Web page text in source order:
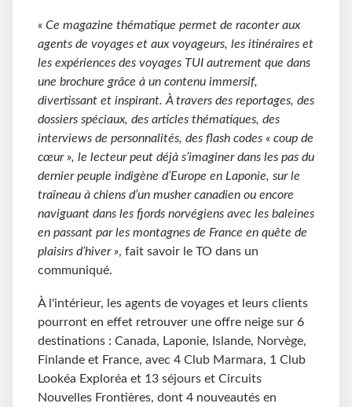
« Ce magazine thématique permet de raconter aux
agents de voyages et aux voyageurs, les itinéraires et
les expériences des voyages TUI autrement que dans
une brochure grâce à un contenu immersif,
divertissant et inspirant. À travers des reportages, des
dossiers spéciaux, des articles thématiques, des
interviews de personnalités, des flash codes « coup de
cœur », le lecteur peut déjà s’imaginer dans les pas du
dernier peuple indigène d’Europe en Laponie, sur le
traîneau à chiens d’un musher canadien ou encore
naviguant dans les fjords norvégiens avec les baleines
en passant par les montagnes de France en quête de
plaisirs d’hiver », fait savoir le TO dans un
communiqué.
À l'intérieur, les agents de voyages et leurs clients
pourront en effet retrouver une offre neige sur 6
destinations : Canada, Laponie, Islande, Norvège,
Finlande et France, avec 4 Club Marmara, 1 Club
Lookéa Exploréa et 13 séjours et Circuits
Nouvelles Frontières, dont 4 nouveautés en